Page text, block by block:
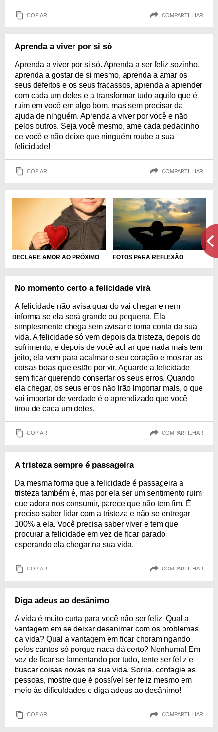
COPIAR COMPARTILHAR
Aprenda a viver por si só
Aprenda a viver por si só. Aprenda a ser feliz sozinho,
aprenda a gostar de si mesmo, aprenda a amar os
seus defeitos e os seus fracassos, aprenda a aprender
com cada um deles e a transformar tudo aquilo que é
ruim em você em algo bom, mas sem precisar da
ajuda de ninguém. Aprenda a viver por você e não
pelos outros. Seja você mesmo, ame cada pedacinho
de você e não deixe que ninguém roube a sua
felicidade!
COPIAR COMPARTILHAR
DECLARE AMOR AO PRÓXIMO FOTOS PARA REFLEXÃO
No momento certo a felicidade virá
A felicidade não avisa quando vai chegar e nem
informa se ela será grande ou pequena. Ela
simplesmente chega sem avisar e toma conta da sua
vida. A felicidade só vem depois da tristeza, depois do
sofrimento, e depois de você achar que nada mais tem
jeito, ela vem para acalmar o seu coração e mostrar as
coisas boas que estão por vir. Aguarde a felicidade
sem ficar querendo consertar os seus erros. Quando
ela chegar, os seus erros não irão importar mais, o que
vai importar de verdade é o aprendizado que você
tirou de cada um deles.
COPIAR COMPARTILHAR
A tristeza sempre é passageira
Da mesma forma que a felicidade é passageira a
tristeza também é, mas por ela ser um sentimento ruim
que adora nos consumir, parece que não tem fim. É
preciso saber lidar com a tristeza e não se entregar
100% a ela. Você precisa saber viver e tem que
procurar a felicidade em vez de ficar parado
esperando ela chegar na sua vida.
COPIAR COMPARTILHAR
Diga adeus ao desânimo
A vida é muito curta para você não ser feliz. Qual a
vantagem em se deixar desanimar com os problemas
da vida? Qual a vantagem em ficar choramingando
pelos cantos só porque nada dá certo? Nenhuma! Em
vez de ficar se lamentando por tudo, tente ser feliz e
buscar coisas novas na sua vida. Sorria, contagie as
pessoas, mostre que é possível ser feliz mesmo em
meio às dificuldades e diga adeus ao desânimo!
COPIAR COMPARTILHAR